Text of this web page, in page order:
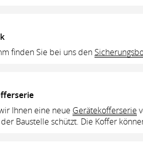
finden Sie bei uns den
Ihnen eine neue Gerätekofferserie
Baustelle schützt. Die Koffer